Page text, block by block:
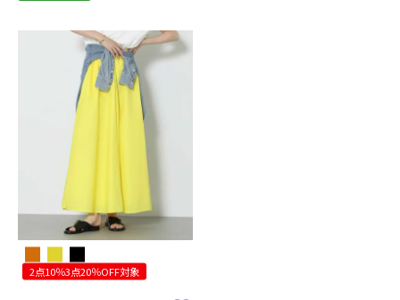
2点10％3点20％OFF対象